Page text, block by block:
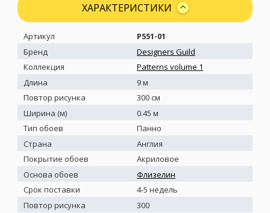
ХАРАКТЕРИСТИКИ
Артикул
P551-01
Бренд
Designers Guild
Коллекция
Patterns volume 1
Длина
9 м
Повтор рисунка
300 см
Ширина (м)
0.45 м
Тип обоев
Панно
Страна
Англия
Покрытие обоев
Акриловое
Основа обоев
Флизелин
Срок поставки
4-5 недель
Повтор рисунка
300